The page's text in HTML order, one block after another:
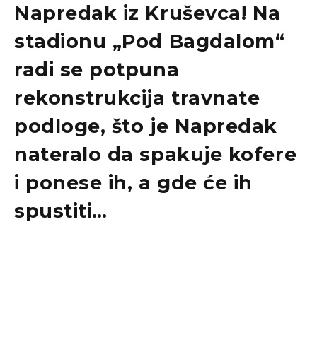
Napredak iz Kruševca! Na
stadionu „Pod Bagdalom“
radi se potpuna
rekonstrukcija travnate
podloge, što je Napredak
nateralo da spakuje kofere
i ponese ih, a gde će ih
spustiti…